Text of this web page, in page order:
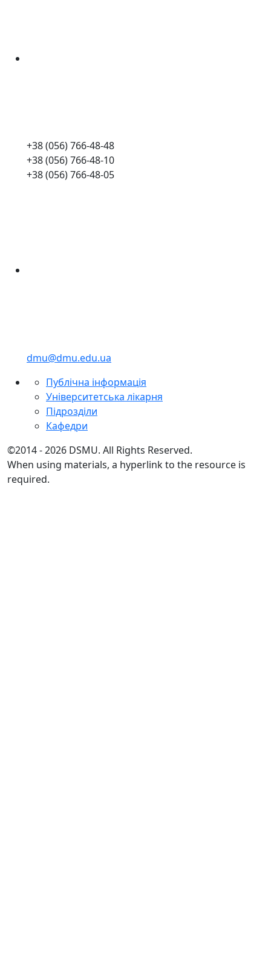
+38 (056) 766-48-48
+38 (056) 766-48-10
+38 (056) 766-48-05
dmu@dmu.edu.ua
Публічна інформація
Університетська лікарня
Підрозділи
Кафедри
©2014 - 2026 DSMU. All Rights Reserved.
When using materials, a hyperlink to the resource is
required.